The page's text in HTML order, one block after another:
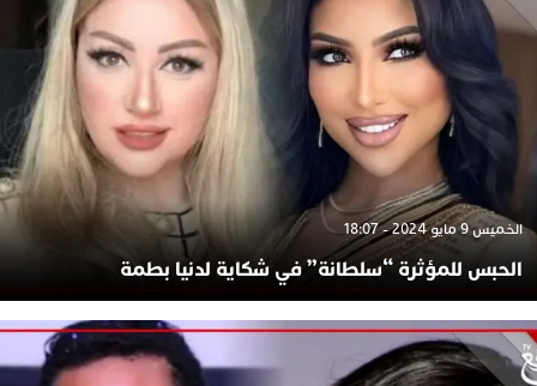
الخميس 9 مايو 2024 - 18:07
الحبس للمؤثرة “سلطانة” في شكاية لدنيا بطمة